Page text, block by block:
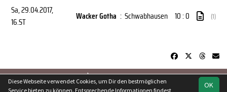
Sa, 29.04.2017,
16.ST
Wacker Gotha : Schwabhausen 10 : 0 (1)
soccero.de
OK
Diese Webseite verwendet Cookies, um Dir den bestmöglichen
Service bieten zu können. Entsprechende Informationen findest